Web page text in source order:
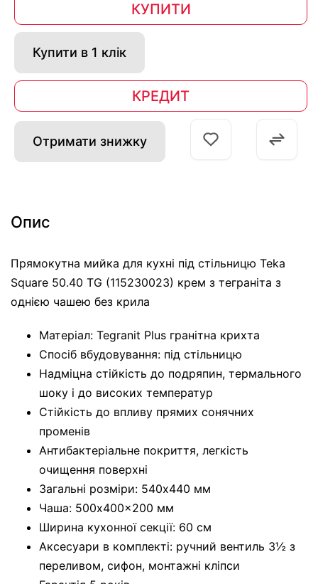
КУПИТИ
Купити в 1 клік
КРЕДИТ
Отримати знижку
Опис
Прямокутна мийка для кухні під стільницю Teka
Square 50.40 TG (115230023) крем з теграніта з
однією чашею без крила
Матеріал: Tegranit Plus гранітна крихта
Спосіб вбудовування: під стільницю
Надміцна стійкість до подряпин, термального
шоку і до високих температур
Стійкість до впливу прямих сонячних
променів
Антибактеріальне покриття, легкість
очищення поверхні
Загальні розміри: 540x440 мм
Чаша: 500x400x200 мм
Ширина кухонної секції: 60 см
Аксесуари в комплекті: ручний вентиль 3½ з
переливом, сифон, монтажні кліпси